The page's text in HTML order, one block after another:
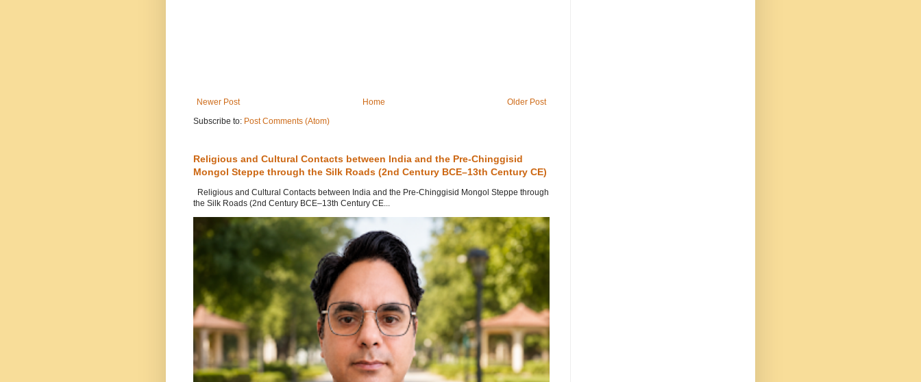
Newer Post Older Post
Home
Subscribe to: Post Comments (Atom)
Religious and Cultural Contacts between India and the Pre-Chinggisid
Mongol Steppe through the Silk Roads (2nd Century BCE–13th Century CE)
Religious and Cultural Contacts between India and the Pre-Chinggisid Mongol Steppe through
the Silk Roads (2nd Century BCE–13th Century CE...